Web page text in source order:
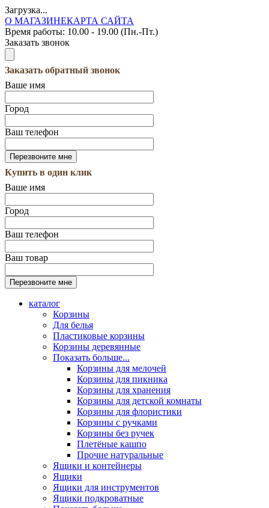
Загрузка...
О МАГАЗИНЕКАРТА САЙТА
Время работы: 10.00 - 19.00 (Пн.-Пт.)
Заказать звонок
Заказать обратный звонок
Ваше имя
Город
Ваш телефон
Купить в один клик
Ваше имя
Город
Ваш телефон
Ваш товар
каталог
Корзины
Для белья
Пластиковые корзины
Корзины деревянные
Показать больше...
Корзины для мелочей
Корзины для пикника
Корзины для хранения
Корзины для детской комнаты
Корзины для флористики
Корзины с ручками
Корзины без ручек
Плетёные кашпо
Прочие натуральные
Ящики и контейнеры
Ящики
Ящики для инструментов
Ящики подкроватные